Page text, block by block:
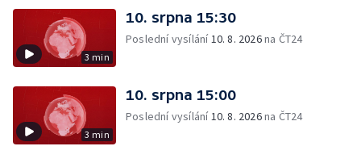
3 min
10. srpna 15:30
Poslední vysílání10. 8. 2026na ČT24
3 min
10. srpna 15:00
Poslední vysílání10. 8. 2026na ČT24